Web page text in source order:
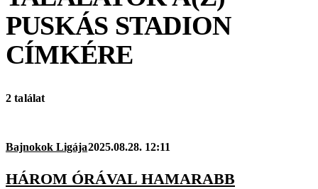
PUSKÁS STADION
CÍMKÉRE
2 találat
Bajnokok Ligája2025.08.28. 12:11
HÁROM ÓRÁVAL HAMARABB